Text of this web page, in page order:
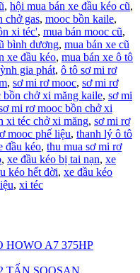
, hội mua bán xe đầu kéo cũ,
chở gas, mooc bồn kaile,
xi téc', mua bán mooc cũ,
bình dương, mua bán xe cũ
xe đầu kéo, mua bán xe ô tô
gia phát, ô tô sơ mi rơ
, sơ mi rơ mooc, sơ mi rơ
bồn chở xi măng kaile, sơ mi
mi rơ mooc bồn chở xi
xi téc chở xi măng, sơ mi rơ
mooc phế liệu, thanh lý ô tô
đầu kéo, thu mua sơ mi rơ
, xe đầu kéo bị tai nạn, xe
kéo hết đời, xe đầu kéo
, xi téc
A7 375HP